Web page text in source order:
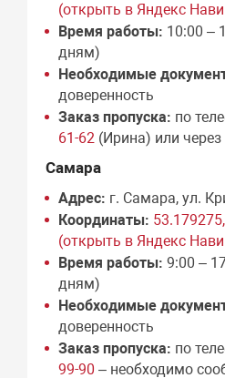
(открыть в Яндекс
Время работы: 10:00 –
дням)
Необходимые
доверенность
Заказ пропуска: по
61-62 (Ирина) или через
Самара
Адрес: г. Самара, ул.
Координаты:
(открыть в Яндекс
Время работы: 9:00 –
дням)
Необходимые
доверенность
Заказ пропуска: по
99-90 – необходимо